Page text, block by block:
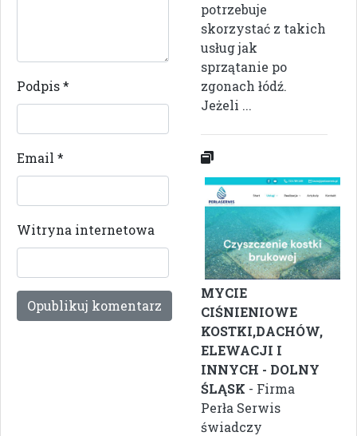
Podpis*
Email *
Witryna internetowa
potrzebuje
skorzystać z takich
usług jak
sprzątanie po
zgonach łódź.
Jeżeli ...
MYCIE
CIŚNIENIOWE
KOSTKI,DACHÓW,
ELEWACJI I
INNYCH - DOLNY
ŚLĄSK - Firma
Perła Serwis
świadczy